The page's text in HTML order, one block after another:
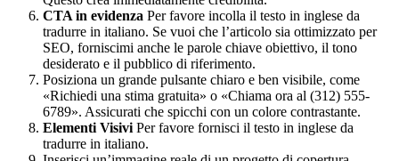
CTA in evidenza Per favore incolla il testo in inglese da
tradurre in italiano. Se vuoi che l’articolo sia ottimizzato per
SEO, forniscimi anche le parole chiave obiettivo, il tono
desiderato e il pubblico di riferimento.
Posiziona un grande pulsante chiaro e ben visibile, come
«Richiedi una stima gratuita» o «Chiama ora al (312) 555-
6789». Assicurati che spicchi con un colore contrastante.
Elementi Visivi Per favore fornisci il testo in inglese da
tradurre in italiano.